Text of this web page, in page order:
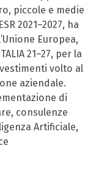
piccole e medie
2021–2027, ha
Europea,
21–27, per la
volto al
aziendale.
di
consulenze
Artificiale,